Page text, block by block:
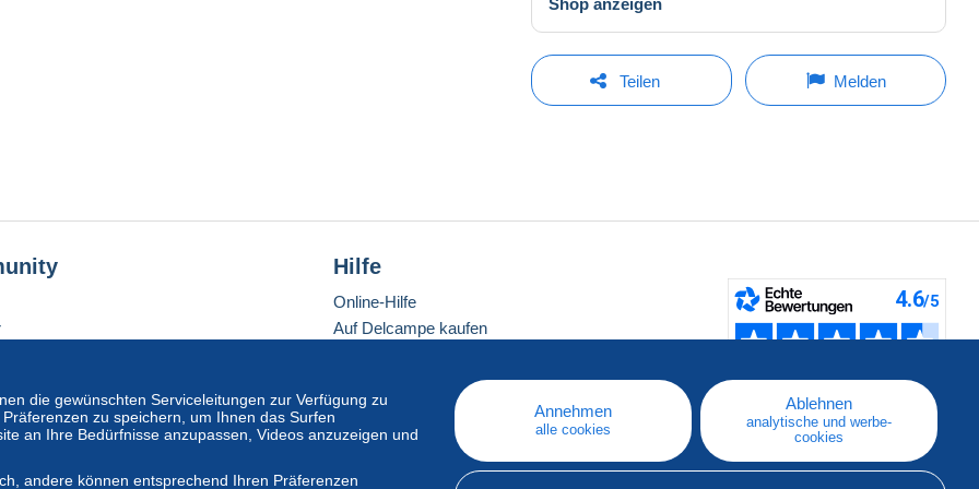
Teilen Melden
die gewünschten Serviceleitungen zur Verfügung zu
zu speichern, um Ihnen das Surfen
an Ihre Bedürfnisse anzupassen, Videos anzuzeigen und
andere können entsprechend Ihren Präferenzen
Annehmen
alle cookies
Ablehnen
analytische und werbe-
cookies
Hilfe
Online-Hilfe
Auf Delcampe kaufen
Eine sichere Website